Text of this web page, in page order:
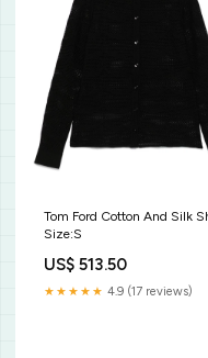
Tom Ford Cotton And Silk
Size:S
US$ 513.50
★★★★★ 4.9 (17 reviews)